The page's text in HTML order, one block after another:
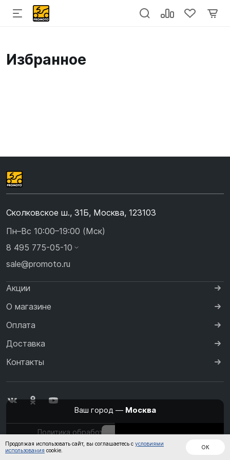
Дождевики Куртки Шлемы
Избранное
Сколковское ш., 31Б, Москва, 123103
Пн–Вс 10:00–19:00 (Мск)
8 495 775-05-10
sale@promoto.ru
Акции
О магазине
Оплата
Доставка
Контакты
Политика обработки персональных данных
Ваш город — Москва
ОК
Продолжая использовать сайт, вы соглашаетесь с условиями
использования cookie.